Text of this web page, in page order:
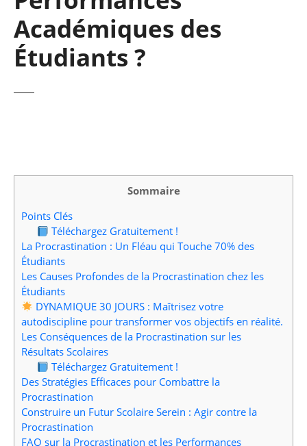
Académiques des
Étudiants ?
Sommaire
Points Clés
Téléchargez Gratuitement !
La Procrastination : Un Fléau qui Touche 70% des
Étudiants
Les Causes Profondes de la Procrastination chez les
Étudiants
DYNAMIQUE 30 JOURS : Maîtrisez votre
autodiscipline pour transformer vos objectifs en réalité.
Les Conséquences de la Procrastination sur les
Résultats Scolaires
Téléchargez Gratuitement !
Des Stratégies Efficaces pour Combattre la
Procrastination
Construire un Futur Scolaire Serein : Agir contre la
Procrastination
FAQ sur la Procrastination et les Performances